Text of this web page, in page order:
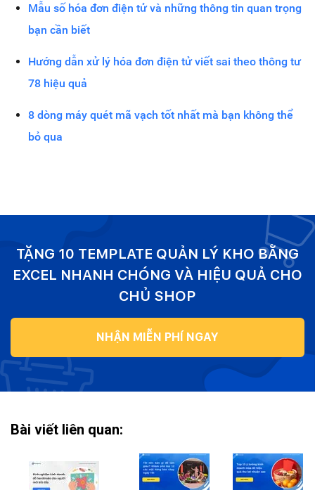
Mẫu số hóa đơn điện tử và những thông tin quan trọng
bạn cần biết
Hướng dẫn xử lý hóa đơn điện tử viết sai theo thông tư
78 hiệu quả
8 dòng máy quét mã vạch tốt nhất mà bạn không thể
bỏ qua
TẶNG 10 TEMPLATE QUẢN LÝ KHO BẰNG
EXCEL NHANH CHÓNG VÀ HIỆU QUẢ CHO
CHỦ SHOP
NHẬN MIỄN PHÍ NGAY
Bài viết liên quan: